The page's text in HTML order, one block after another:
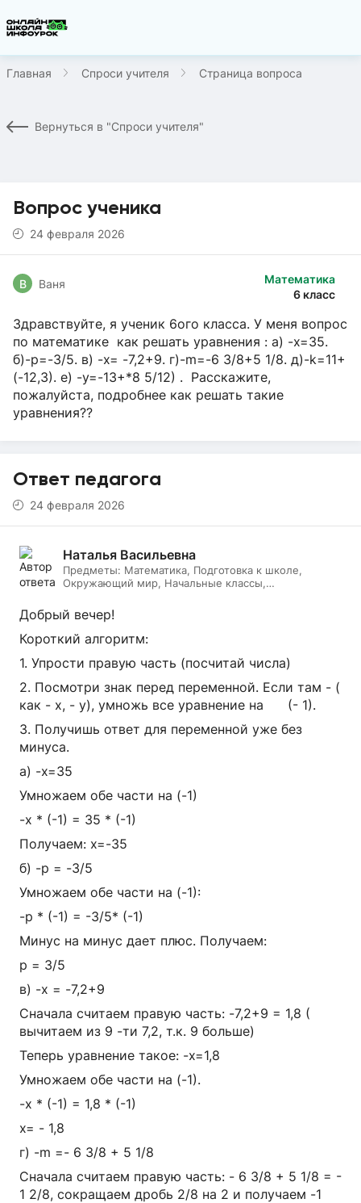
Главная Спроси учителя Страница вопроса
Вернуться в "Спроси учителя"
Вопрос ученика
24 февраля 2026
Математика
6 класс
В Ваня
Здравствуйте, я ученик 6ого класса. У меня вопрос
по математике как решать уравнения : a) -x=35.
б)-p=-3/5. в) -x= -7,2+9. г)-m=-6 3/8+5 1/8. д)-k=11+
(-12,3). е) -y=-13+*8 5/12) . Расскажите,
пожалуйста, подробнее как решать такие
уравнения??
Ответ педагога
24 февраля 2026
Наталья Васильевна
Предметы: Математика, Подготовка к школе,
Окружающий мир, Начальные классы,
Добрый вечер!
Короткий алгоритм:
1. Упрости правую часть (посчитай числа)
2. Посмотри знак перед переменной. Если там - (
как - х, - у), умножь все уравнение на (- 1).
3. Получишь ответ для переменной уже без
минуса.
а) -х=35
Умножаем обе части на (-1)
-х * (-1) = 35 * (-1)
Получаем: х=-35
б) -р = -3/5
Умножаем обе части на (-1):
-р * (-1) = -3/5* (-1)
Минус на минус дает плюс. Получаем:
р = 3/5
в) -х = -7,2+9
Сначала считаем правую часть: -7,2+9 = 1,8 (
вычитаем из 9 -ти 7,2, т.к. 9 больше)
Теперь уравнение такое: -х=1,8
Умножаем обе части на (-1).
-х * (-1) = 1,8 * (-1)
х= - 1,8
г) -m =- 6 3/8 + 5 1/8
Сначала считаем правую часть: - 6 3/8 + 5 1/8 = -
1 2/8, сокращаем дробь 2/8 на 2 и получаем -1